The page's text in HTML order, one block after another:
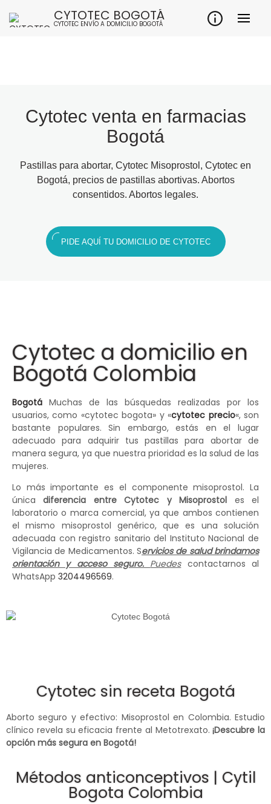
CYTOTEC BOGOTÁ
CYTOTEC ENVÍO A DOMICILIO BOGOTÁ
Cytotec venta en farmacias
Bogotá
Pastillas para abortar, Cytotec Misoprostol, Cytotec en
Bogotá, precios de pastillas abortivas. Abortos
consentidos. Abortos legales.
PIDE AQUÍ TU DOMICILIO DE CYTOTEC
Cytotec a domicilio en
Bogotá Colombia
Bogotá Muchas de las búsquedas realizadas por los
usuarios, como «cytotec bogota» y «cytotec precio«, son
bastante populares. Sin embargo, estás en el lugar
adecuado para adquirir tus pastillas para abortar de
manera segura, ya que nuestra prioridad es la salud de las
mujeres.
Lo más importante es el componente misoprostol. La
únicadiferencia entre Cytotec y Misoprostol es el
laboratorio o marca comercial, ya que ambos contienen
el mismo misoprostol genérico, que es una solución
adecuada con registro sanitario del Instituto Nacional de
Vigilancia de Medicamentos. Servicios de salud brindamos
orientación y acceso seguro. Puedescontactarnos al
WhatsApp 3204496569.
Cytotec sin receta Bogotá
Aborto seguro y efectivo: Misoprostol en Colombia. Estudio
clínico revela su eficacia frente al Metotrexato.¡Descubre la
opción más segura en Bogotá!
Métodos anticonceptivos | Cytil
Bogota Colombia